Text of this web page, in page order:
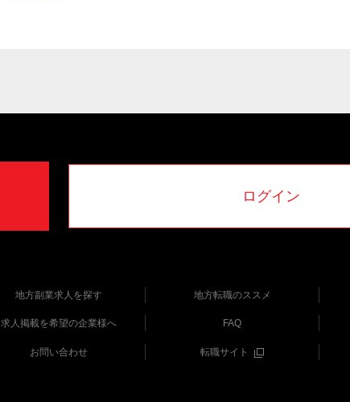
ログイン
地方副業求人を探す 地方転職のススメ
求人掲載を希望の企業様へ FAQ
お問い合わせ 転職サイト